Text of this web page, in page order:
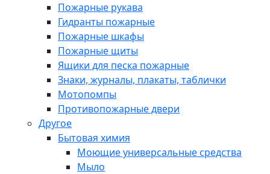
Пожарные рукава
Гидранты пожарные
Пожарные шкафы
Пожарные щиты
Ящики для песка пожарные
Знаки, журналы, плакаты, таблички
Мотопомпы
Противопожарные двери
Другое
Бытовая химия
Моющие универсальные средства
Мыло